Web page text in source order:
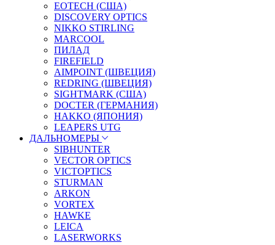
EOTECH (США)
DISCOVERY OPTICS
NIKKO STIRLING
MARCOOL
ПИЛАД
FIREFIELD
AIMPOINT (ШВЕЦИЯ)
REDRING (ШВЕЦИЯ)
SIGHTMARK (США)
DOCTER (ГЕРМАНИЯ)
HAKKO (ЯПОНИЯ)
LEAPERS UTG
ДАЛЬНОМЕРЫ
SIBHUNTER
VECTOR OPTICS
VICTOPTICS
STURMAN
ARKON
VORTEX
HAWKE
LEICA
LASERWORKS